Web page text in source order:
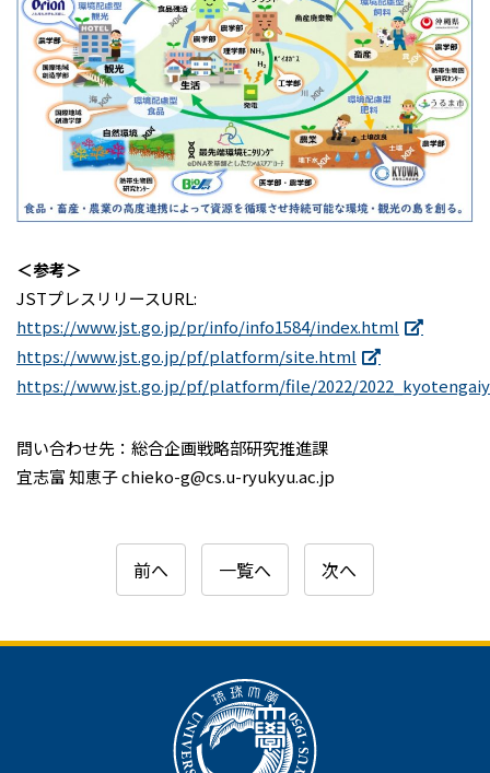
＜参考＞
JSTプレスリリースURL:
https://www.jst.go.jp/pr/info/info1584/index.html
https://www.jst.go.jp/pf/platform/site.html
https://www.jst.go.jp/pf/platform/file/2022/
問い合わせ先：総合企画戦略部研究推進課
宜志富 知恵子 chieko-g@cs.u-ryukyu.ac.jp
前へ 一覧へ 次へ